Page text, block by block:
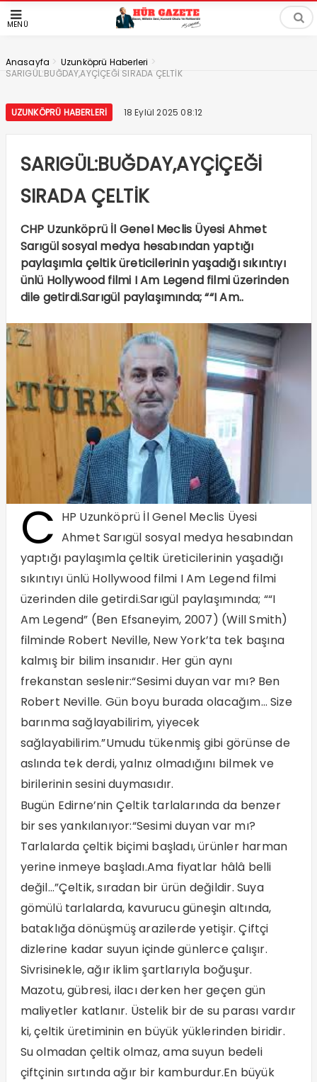
MENÜ
Anasayfa > Uzunköprü Haberleri >
SARIGÜL:BUĞDAY,AYÇİÇEĞİ SIRADA ÇELTİK
UZUNKÖPRÜ HABERLERI 18 Eylül 2025 08:12
SARIGÜL:BUĞDAY,AYÇİÇEĞİ
SIRADA ÇELTİK
CHP Uzunköprü İl Genel Meclis Üyesi Ahmet
Sarıgül sosyal medya hesabından yaptığı
paylaşımla çeltik üreticilerinin yaşadığı sıkıntıyı
ünlü Hollywood filmi I Am Legend filmi üzerinden
dile getirdi.Sarıgül paylaşımında; ““I Am..
C HP Uzunköprü İl Genel Meclis Üyesi
Ahmet Sarıgül sosyal medya hesabından
yaptığı paylaşımla çeltik üreticilerinin yaşadığı
sıkıntıyı ünlü Hollywood filmi I Am Legend filmi
üzerinden dile getirdi.Sarıgül paylaşımında; ““I
Am Legend” (Ben Efsaneyim, 2007) (Will Smith)
filminde Robert Neville, New York’ta tek başına
kalmış bir bilim insanıdır. Her gün aynı
frekanstan seslenir:“Sesimi duyan var mı? Ben
Robert Neville. Gün boyu burada olacağım… Size
barınma sağlayabilirim, yiyecek
sağlayabilirim.”Umudu tükenmiş gibi görünse de
aslında tek derdi, yalnız olmadığını bilmek ve
birilerinin sesini duymasıdır.
Bugün Edirne’nin Çeltik tarlalarında da benzer
bir ses yankılanıyor:“Sesimi duyan var mı?
Tarlalarda çeltik biçimi başladı, ürünler harman
yerine inmeye başladı.Ama fiyatlar hâlâ belli
değil…”Çeltik, sıradan bir ürün değildir. Suya
gömülü tarlalarda, kavurucu güneşin altında,
bataklığa dönüşmüş arazilerde yetişir. Çiftçi
dizlerine kadar suyun içinde günlerce çalışır.
Sivrisinekle, ağır iklim şartlarıyla boğuşur.
Mazotu, gübresi, ilacı derken her geçen gün
maliyetler katlanır. Üstelik bir de su parası vardır
ki, çeltik üretiminin en büyük yüklerinden biridir.
Su olmadan çeltik olmaz, ama suyun bedeli
çiftçinin sırtında ağır bir kamburdur.En büyük